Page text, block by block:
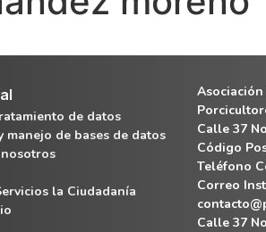
de datos
manejo de bases de datos
la Ciudadanía
Calle 37
Código
Teléfono
Correo
Calle 37